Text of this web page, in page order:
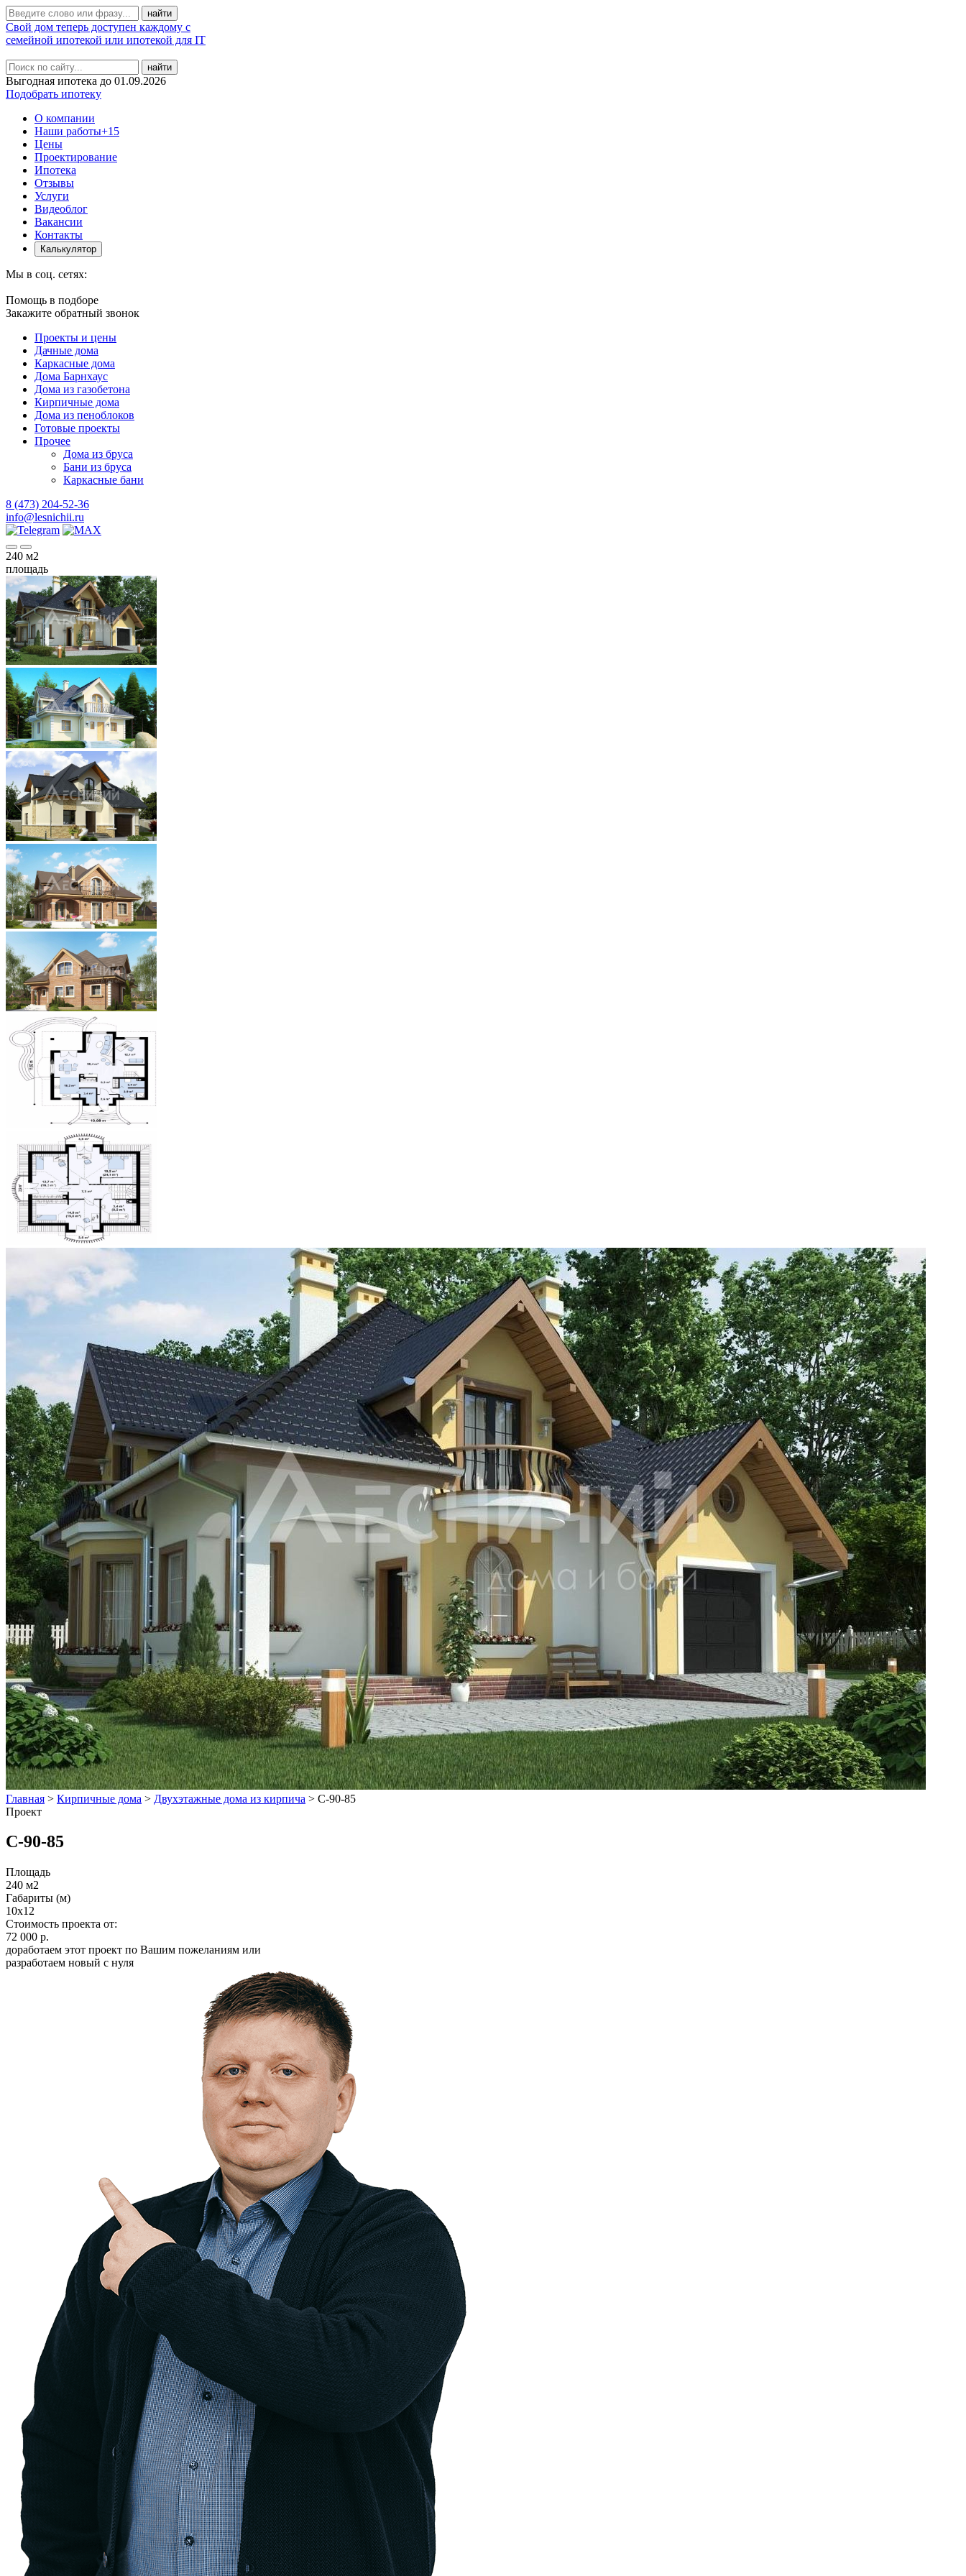
Свой дом теперь доступен каждому с
семейной ипотекой или ипотекой для IT
найти
Выгодная ипотека до 01.09.2026
Подобрать ипотеку
О компании
Наши работы+15
Цены
Проектирование
Ипотека
Отзывы
Услуги
Видеоблог
Вакансии
Контакты
Калькулятор
Мы в соц. сетях:
Помощь в подборе
Закажите обратный звонок
Проекты и цены
Дачные дома
Каркасные дома
Дома Барнхаус
Дома из газобетона
Кирпичные дома
Дома из пеноблоков
Готовые проекты
Прочее
Дома из бруса
Бани из бруса
Каркасные бани
8 (473) 204-52-36
info@lesnichii.ru
240 м2
площадь
Главная > Кирпичные дома > Двухэтажные дома из кирпича > С-90-85
Проект
С-90-85
Площадь
240 м2
Габариты (м)
10x12
Стоимость проекта от:
72 000 р.
доработаем этот проект по Вашим пожеланиям или
разработаем новый с нуля